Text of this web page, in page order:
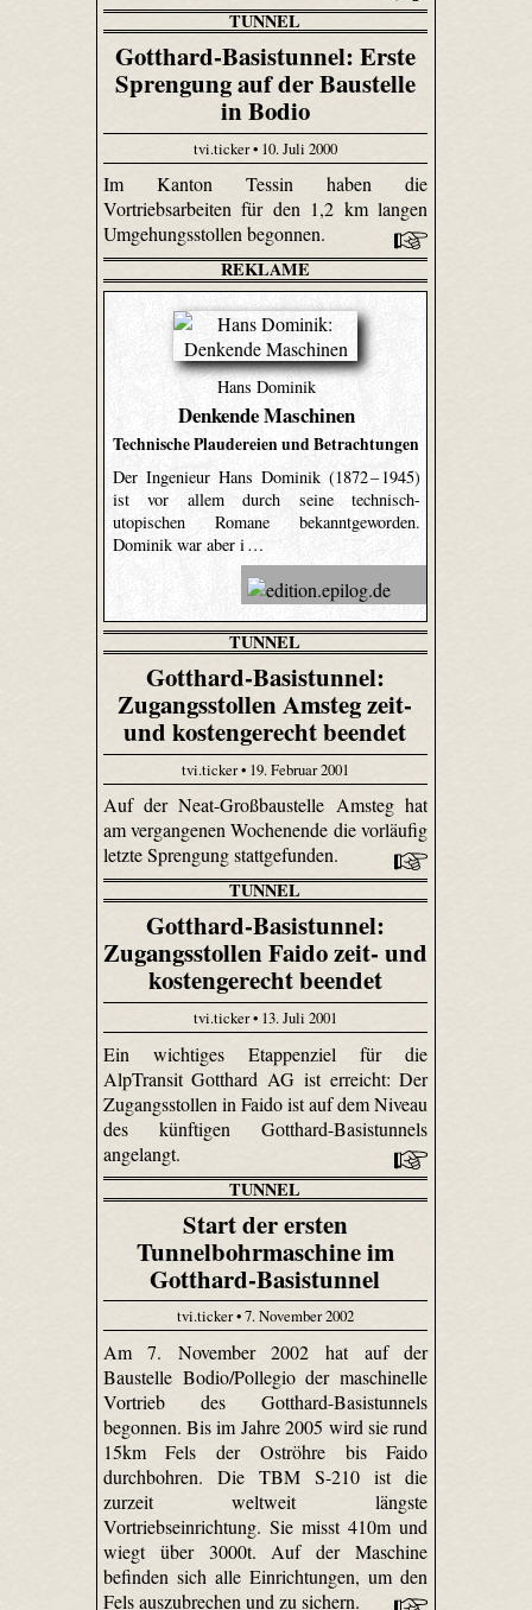
TUNNEL
Gotthard-Basistunnel: Erste
Sprengung auf der Baustelle
in Bodio
tvi.ticker • 10. Juli 2000
Im Kanton Tessin haben die
Vortriebsarbeiten für den 1,2 km langen
Umgehungsstollen begonnen.
REKLAME
Hans Dominik
Denkende Maschinen
Technische Plaudereien und Betrachtungen
Der Ingenieur Hans Dominik (1872 – 1945)
ist vor allem durch seine technisch-
utopischen Romane bekanntgeworden.
Dominik war aber i …
TUNNEL
Gotthard-Basistunnel:
Zugangsstollen Amsteg zeit-
und kostengerecht beendet
tvi.ticker • 19. Februar 2001
Auf der Neat-Großbaustelle Amsteg hat
am vergangenen Wochenende die vorläufig
letzte Sprengung stattgefunden.
TUNNEL
Gotthard-Basistunnel:
Zugangsstollen Faido zeit- und
kostengerecht beendet
tvi.ticker • 13. Juli 2001
Ein wichtiges Etappenziel für die
AlpTransit Gotthard AG ist erreicht: Der
Zugangsstollen in Faido ist auf dem Niveau
des künftigen Gotthard-Basistunnels
angelangt.
TUNNEL
Start der ersten
Tunnelbohrmaschine im
Gotthard-Basistunnel
tvi.ticker • 7. November 2002
Am 7. November 2002 hat auf der
Baustelle Bodio/Pollegio der maschinelle
Vortrieb des Gotthard-Basistunnels
begonnen. Bis im Jahre 2005 wird sie rund
15km Fels der Oströhre bis Faido
durchbohren. Die TBM S-210 ist die
zurzeit weltweit längste
Vortriebseinrichtung. Sie misst 410m und
wiegt über 3000t. Auf der Maschine
befinden sich alle Einrichtungen, um den
Fels auszubrechen und zu sichern.